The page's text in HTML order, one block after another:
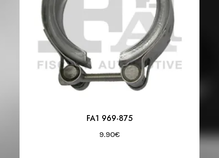
FA1 969-875
9.90€